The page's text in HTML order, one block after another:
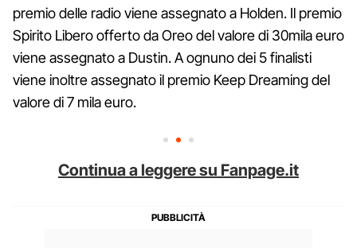
premio delle radio viene assegnato a Holden. Il premio
Spirito Libero offerto da Oreo del valore di 30mila euro
viene assegnato a Dustin. A ognuno dei 5 finalisti
viene inoltre assegnato il premio Keep Dreaming del
valore di 7 mila euro.
Continua a leggere su Fanpage.it